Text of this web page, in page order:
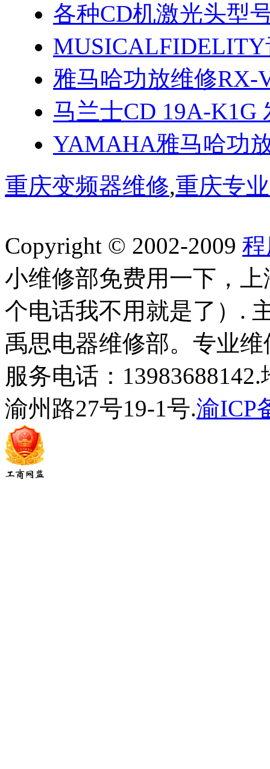
各种CD机激光头型
雅马哈功放维修RX-
马兰士CD 19A-K1G
YAMAHA雅马哈功
重庆变频器维修,重庆专
Copyright © 2002-2009 程
小维修部免费用一下，
个电话我不用就是了）.
禹思电器维修部。专业
服务电话：
渝州路27号19-1号.渝ICP